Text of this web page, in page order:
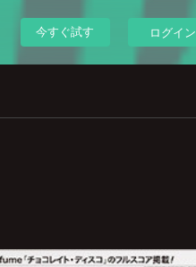
今すぐ試す ログイン